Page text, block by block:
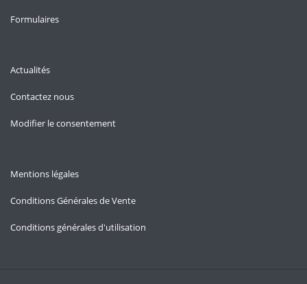
Formulaires
Actualités
Contactez nous
Modifier le consentement
Mentions légales
Conditions Générales de Vente
Conditions générales d'utilisation